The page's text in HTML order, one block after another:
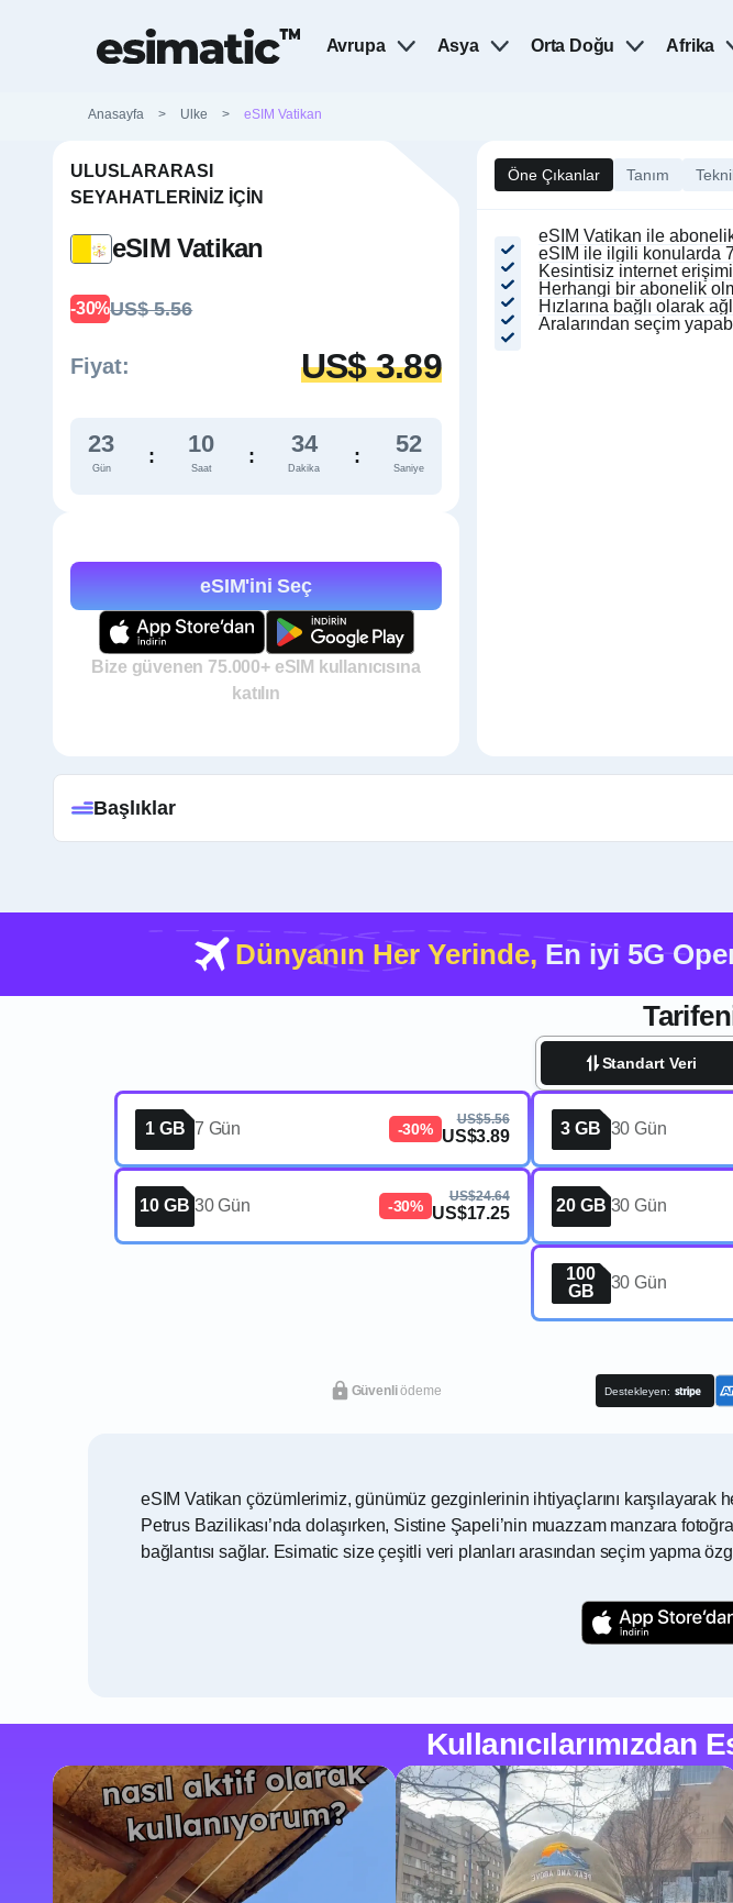
Avrupa Asya Orta Doğu Afrika
Anasayfa > Ulke > eSIM Vatikan
ULUSLARARASI
SEYAHATLERINIZ İÇIN
eSIM Vatikan
-30%US$ 5.56
Fiyat: US$ 3.89
23
Gün
: 10
Saat
: 34
Dakika
: 51
Saniye
eSIM'ini Seç
Bize güvenen 75.000+ eSIM kullanıcısına
katılın
Öne Çıkanlar Tanım
eSIM Vatikan ile
eSIM ile ilgili konularda
Kesintisiz internet
Herhangi bir abonelik
Hızlarına bağlı olarak
Aralarından seçim
Başlıklar
Dünyanın Her Yerinde, En iyi 5G
Standart Veri
1 GB 7 Gün -30%
US$5.56
US$3.89 3 GB 30 Gün
10 GB 30 Gün -30%
US$24.64
US$17.25 20 GB 30 Gün
100
GB
30 Gün
Güvenliödeme Destekleyen:
eSIM Vatikan çözümlerimiz, günümüz gezginlerinin ihtiyaçlarını karşılayarak
Petrus Bazilikası’nda dolaşırken, Sistine Şapeli’nin muazzam manzara
bağlantısı sağlar. Esimatic size çeşitli veri planları arasından seçim yapma
Kullanıcılarımızdan